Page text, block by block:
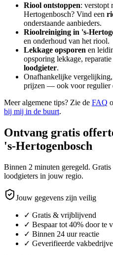
Riool ontstoppen: verstopt
Hertogenbosch? Vind een
onderstaande aanbieders.
Rioolreiniging in 's-
en onderhoud van het riool.
Lekkage opsporen en
opsporing lekkage,
loodgieter.
Onafhankelijke
prijzen — ook voor regulier
Meer algemene tips? Zie de FAQ
bij mij in de buurt.
Ontvang gratis
's-Hertogenbosch
Binnen 2 minuten geregeld.
loodgieters in jouw regio.
Jouw gegevens zijn veilig
✓ Gratis & vrijblijvend
✓ Bespaar tot 40% door te
✓ Binnen 24 uur reactie
✓ Geverifieerde